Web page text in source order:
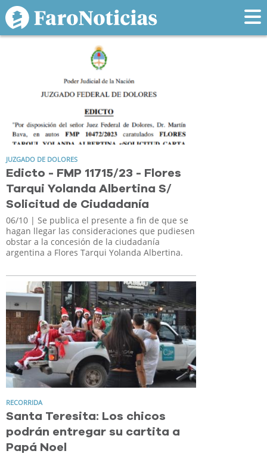
Tag: Carta
JUZGADO DE DOLORES
Edicto - FMP 11715/23 - Flores
Tarqui Yolanda Albertina S/
Solicitud de Ciudadanía
06/10 | Se publica el presente a fin de que se
hagan llegar las consideraciones que pudiesen
obstar a la concesión de la ciudadanía
argentina a Flores Tarqui Yolanda Albertina.
RECORRIDA
Santa Teresita: Los chicos
podrán entregar su cartita a
Papá Noel